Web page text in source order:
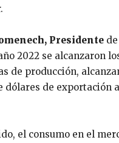
Presidente de
2022 se alcanzaron
de producción,
dólares de exportación
el consumo en el